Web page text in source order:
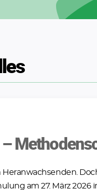
Heranwachsenden.
am 27. März 2026